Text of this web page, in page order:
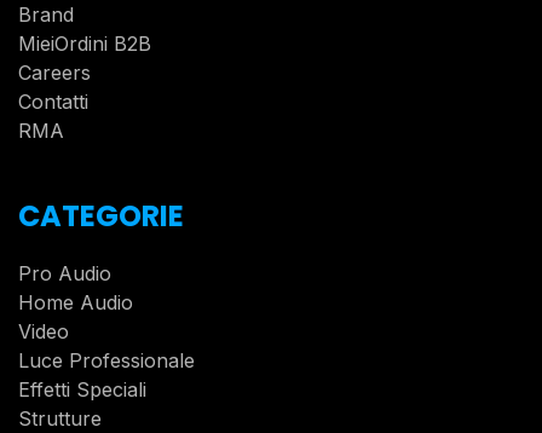
Brand
MieiOrdini B2B
Careers
Contatti
RMA
CATEGORIE
Pro Audio
Home Audio
Video
Luce Professionale
Effetti Speciali
Strutture